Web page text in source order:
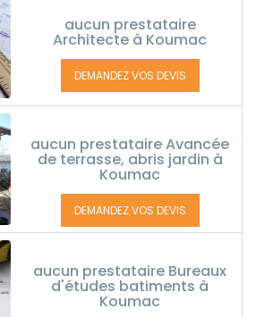
aucun prestataire
Architecte à Koumac
DEMANDEZ VOS DEVIS
aucun prestataire Avancée
de terrasse, abris jardin à
Koumac
DEMANDEZ VOS DEVIS
aucun prestataire Bureaux
d'études batiments à
Koumac